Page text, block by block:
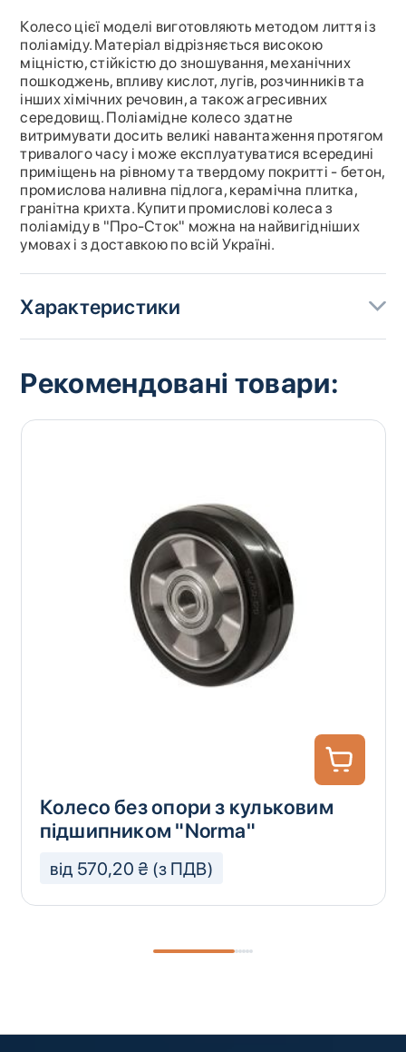
Колесо цієї моделі виготовляють методом лиття із
поліаміду. Матеріал відрізняється високою
міцністю, стійкістю до зношування, механічних
пошкоджень, впливу кислот, лугів, розчинників та
інших хімічних речовин, а також агресивних
середовищ. Поліамідне колесо здатне
витримувати досить великі навантаження протягом
тривалого часу і може експлуатуватися всередині
приміщень на рівному та твердому покритті - бетон,
промислова наливна підлога, керамічна плитка,
гранітна крихта. Купити промислові колеса з
поліаміду в "Про-Сток" можна на найвигідніших
умовах і з доставкою по всій Україні.
Характеристики
Рекомендовані товари:
Колесо без опори з кульковим
підшипником "Norma"
від 570,20 ₴ (з ПДВ)